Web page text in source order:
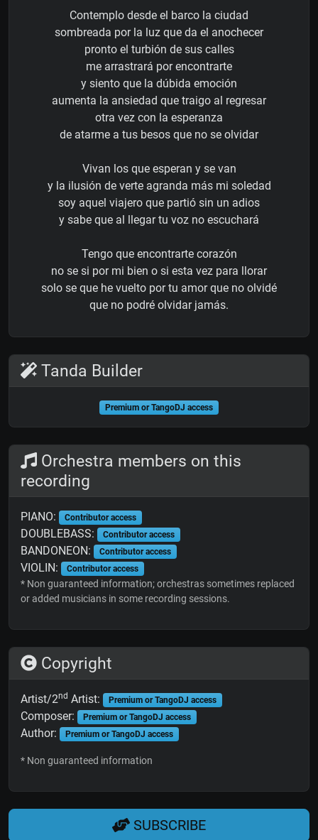
Contemplo desde el barco la ciudad
sombreada por la luz que da el anochecer
pronto el turbión de sus calles
me arrastrará por encontrarte
y siento que la dúbida emoción
aumenta la ansiedad que traigo al regresar
otra vez con la esperanza
de atarme a tus besos que no se olvidar
Vivan los que esperan y se van
y la ilusión de verte agranda más mi soledad
soy aquel viajero que partió sin un adios
y sabe que al llegar tu voz no escuchará
Tengo que encontrarte corazón
no se si por mi bien o si esta vez para llorar
solo se que he vuelto por tu amor que no olvidé
que no podré olvidar jamás.
Tanda Builder
Premium or TangoDJ access
Orchestra members on this
recording
PIANO: Contributor access
DOUBLEBASS: Contributor access
BANDONEON: Contributor access
VIOLIN: Contributor access
* Non guaranteed information; orchestras sometimes replaced
or added musicians in some recording sessions.
Copyright
Artist/2nd Artist: Premium or TangoDJ access
Composer: Premium or TangoDJ access
Author: Premium or TangoDJ access
* Non guaranteed information
SUBSCRIBE